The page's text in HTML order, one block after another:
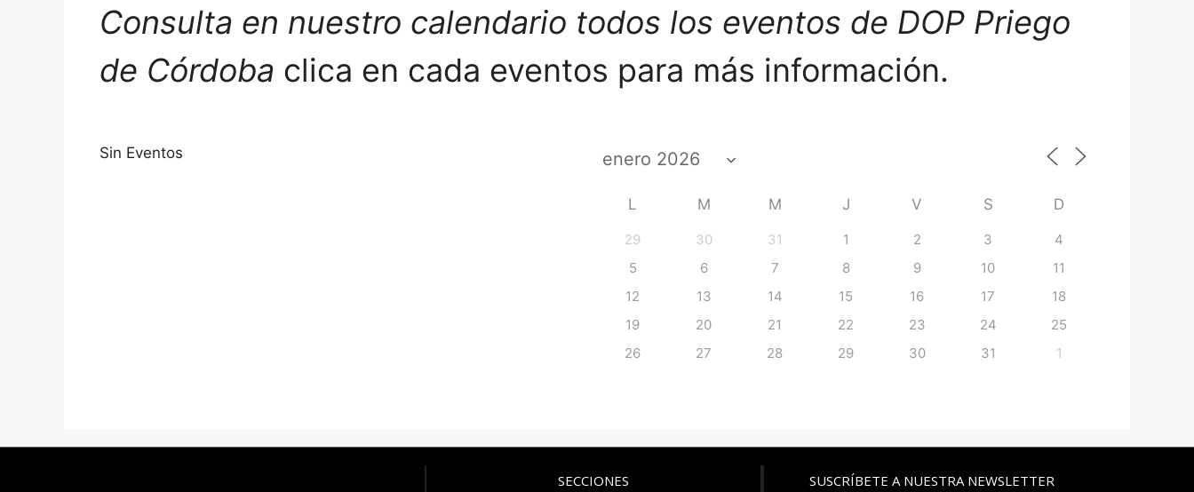
Consulta en nuestro calendario todos los eventos de DOP Priego
de Córdoba clica en cada eventos para más información.
Sin Eventos
L M M J V S D
29 30 31 1 2 3
4
5
6 7 8 9 10
11
12
13 14 15 16 17
18
19
20 21 22 23 24
25
26
27 28 29 30 31 1
SECCIONES SUSCRÍBETE A NUESTRA NEWSLETTER